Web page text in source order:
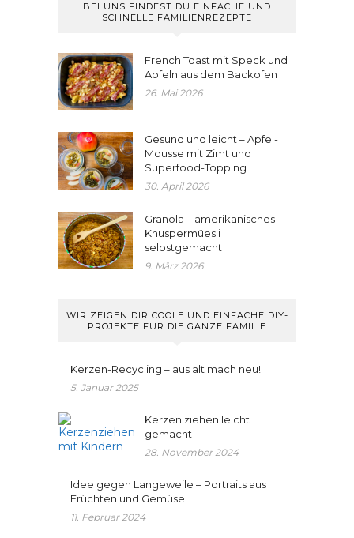
BEI UNS FINDEST DU EINFACHE UND
SCHNELLE FAMILIENREZEPTE
French Toast mit Speck und
Äpfeln aus dem Backofen
26. Mai 2026
Gesund und leicht – Apfel-
Mousse mit Zimt und
Superfood-Topping
30. April 2026
Granola – amerikanisches
Knuspermüesli
selbstgemacht
9. März 2026
WIR ZEIGEN DIR COOLE UND EINFACHE DIY-
PROJEKTE FÜR DIE GANZE FAMILIE
Kerzen-Recycling – aus alt mach neu!
5. Januar 2025
Kerzen ziehen leicht
gemacht
28. November 2024
Idee gegen Langeweile – Portraits aus
Früchten und Gemüse
11. Februar 2024